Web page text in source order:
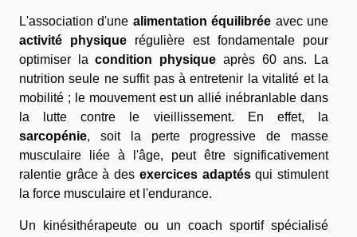
L'association d'une alimentation équilibrée avec une
activité physique régulière est fondamentale pour
optimiser lacondition physique après 60 ans. La
nutrition seule ne suffit pas à entretenir la vitalité et la
mobilité ; le mouvement est un allié inébranlable dans
la lutte contre le vieillissement. En effet, la
sarcopénie, soit la perte progressive de masse
musculaire liée à l'âge, peut être significativement
ralentie grâce à des exercices adaptésqui stimulent
la force musculaire et l'endurance.
Un kinésithérapeute ou un coach sportif spécialisé